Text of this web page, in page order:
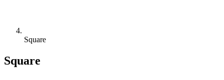
Square
Square